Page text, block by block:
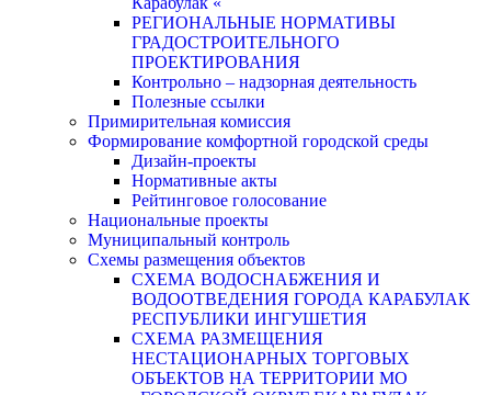
РЕГИОНАЛЬНЫЕ НОРМАТИВЫ
ГРАДОСТРОИТЕЛЬНОГО
ПРОЕКТИРОВАНИЯ
Контрольно – надзорная деятельность
Полезные ссылки
Примирительная комиссия
Формирование комфортной городской среды
Дизайн-проекты
Нормативные акты
Рейтинговое голосование
Национальные проекты
Муниципальный контроль
Схемы размещения объектов
СХЕМА ВОДОСНАБЖЕНИЯ И
ВОДООТВЕДЕНИЯ ГОРОДА КАРАБУЛАК
РЕСПУБЛИКИ ИНГУШЕТИЯ
СХЕМА РАЗМЕЩЕНИЯ
НЕСТАЦИОНАРНЫХ ТОРГОВЫХ
ОБЪЕКТОВ НА ТЕРРИТОРИИ МО